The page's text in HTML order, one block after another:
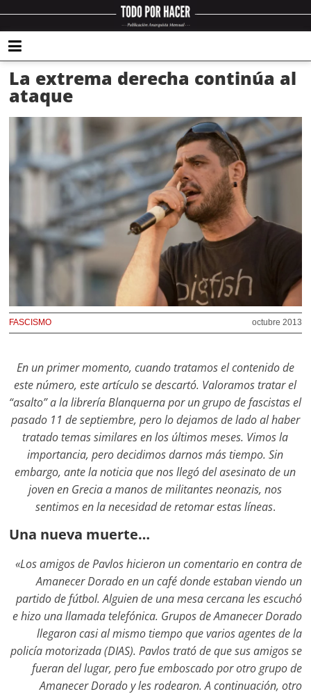
La extrema derecha continúa al
ataque
octubre 2013
FASCISMO
En un primer momento, cuando tratamos el contenido de
este número, este artículo se descartó. Valoramos tratar el
“asalto” a la librería Blanquerna por un grupo de fascistas el
pasado 11 de septiembre, pero lo dejamos de lado al haber
tratado temas similares en los últimos meses. Vimos la
importancia, pero decidimos darnos más tiempo. Sin
embargo, ante la noticia que nos llegó del asesinato de un
joven en Grecia a manos de militantes neonazis, nos
sentimos en la necesidad de retomar estas líneas.
Una nueva muerte…
«Los amigos de Pavlos hicieron un comentario en contra de
Amanecer Dorado en un café donde estaban viendo un
partido de fútbol. Alguien de una mesa cercana les escuchó
e hizo una llamada telefónica. Grupos de Amanecer Dorado
llegaron casi al mismo tiempo que varios agentes de la
policía motorizada (DIAS). Pavlos trató de que sus amigos se
fueran del lugar, pero fue emboscado por otro grupo de
Amanecer Dorado y les rodearon. A continuación, otro